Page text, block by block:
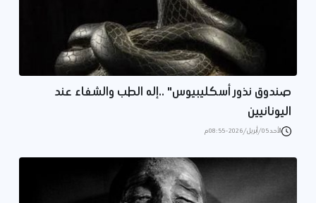
صندوق نذور أسكليبيوس" ..إله الطب والشفاء عند
اليونانيين
الأحد 05/أبريل/2026 - 08:55 م